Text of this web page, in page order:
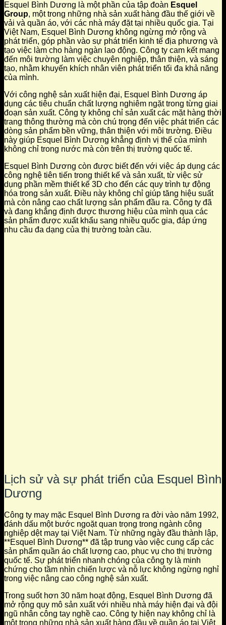
Esquel Bình Dương là một phần của tập đoàn Esquel
Group, một trong những nhà sản xuất hàng đầu thế giới về
vải và quần áo, với các nhà máy đặt tại nhiều quốc gia. Tại
Việt Nam, Esquel Bình Dương không ngừng mở rộng và
phát triển, góp phần vào sự phát triển kinh tế địa phương và
tạo việc làm cho hàng ngàn lao động. Công ty cam kết mang
đến môi trường làm việc chuyên nghiệp, thân thiện, và sáng
tạo, nhằm khuyến khích nhân viên phát triển tối đa khả năng
của mình.
Với công nghệ sản xuất hiện đại, Esquel Bình Dương áp
dụng các tiêu chuẩn chất lượng nghiêm ngặt trong từng giai
đoạn sản xuất. Công ty không chỉ sản xuất các mặt hàng thời
trang thông thường mà còn chú trọng đến việc phát triển các
dòng sản phẩm bền vững, thân thiện với môi trường. Điều
này giúp Esquel Bình Dương khẳng định vị thế của mình
không chỉ trong nước mà còn trên thị trường quốc tế.
Esquel Bình Dương còn được biết đến với việc áp dụng các
công nghệ tiên tiến trong thiết kế và sản xuất, từ việc sử
dụng phần mềm thiết kế 3D cho đến các quy trình tự động
hóa trong sản xuất. Điều này không chỉ giúp tăng hiệu suất
mà còn nâng cao chất lượng sản phẩm đầu ra. Công ty đã
và đang khẳng định được thương hiệu của mình qua các
sản phẩm được xuất khẩu sang nhiều quốc gia, đáp ứng
nhu cầu đa dạng của thị trường toàn cầu.
Lịch sử và sự phát triển của Esquel Bình
Dương
Công ty may mặc Esquel Bình Dương ra đời vào năm 1992,
đánh dấu một bước ngoặt quan trọng trong ngành công
nghiệp dệt may tại Việt Nam. Từ những ngày đầu thành lập,
**Esquel Bình Dương** đã tập trung vào việc cung cấp các
sản phẩm quần áo chất lượng cao, phục vụ cho thị trường
quốc tế. Sự phát triển nhanh chóng của công ty là minh
chứng cho tầm nhìn chiến lược và nỗ lực không ngừng nghỉ
trong việc nâng cao công nghệ sản xuất.
Trong suốt hơn 30 năm hoạt động, Esquel Bình Dương đã
mở rộng quy mô sản xuất với nhiều nhà máy hiện đại và đội
ngũ nhân công tay nghề cao. Công ty hiện nay không chỉ là
một trong những nhà sản xuất hàng đầu về quần áo tại Việt